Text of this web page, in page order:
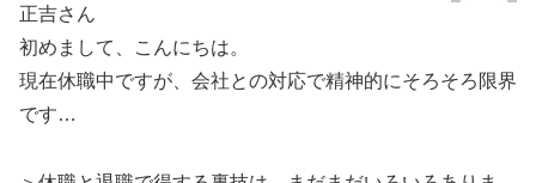
正吉さん
初めまして、こんにちは。
現在休職中ですが、会社との対応で精神的にそろそろ限界
です…